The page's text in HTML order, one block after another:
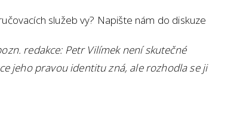
služeb vy? Napište nám do diskuze
redakce: Petr Vilímek není skutečné
jeho pravou identitu zná, ale rozhodla se ji